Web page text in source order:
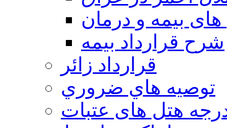
بیمه و درمان
شرح قرارداد بیمه
قرارداد زائر
توصيه هاي ضروري
هتل های عتبات